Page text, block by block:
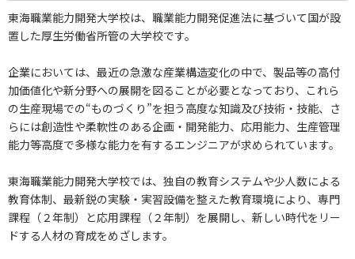
東海職業能力開発大学校は、職業能力開発促進法に基づいて国が設
置した厚生労働省所管の大学校です。
企業においては、最近の急激な産業構造変化の中で、製品等の高付
加価値化や新分野への展開を図ることが必要となっており、これら
の生産現場での“ものづくり”を担う高度な知識及び技術・技能、さ
らには創造性や柔軟性のある企画・開発能力、応用能力、生産管理
能力等高度で多様な能力を有するエンジニアが求められています。
東海職業能力開発大学校では、独自の教育システムや少人数による
教育体制、最新鋭の実験・実習設備を整えた教育環境により、専門
課程（２年制）と応用課程（２年制）を展開し、新しい時代をリー
ドする人材の育成をめざします。